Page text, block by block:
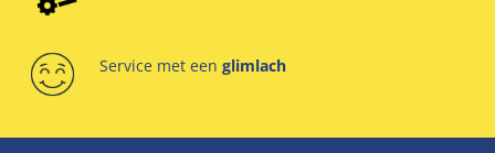
Service met een glimlach